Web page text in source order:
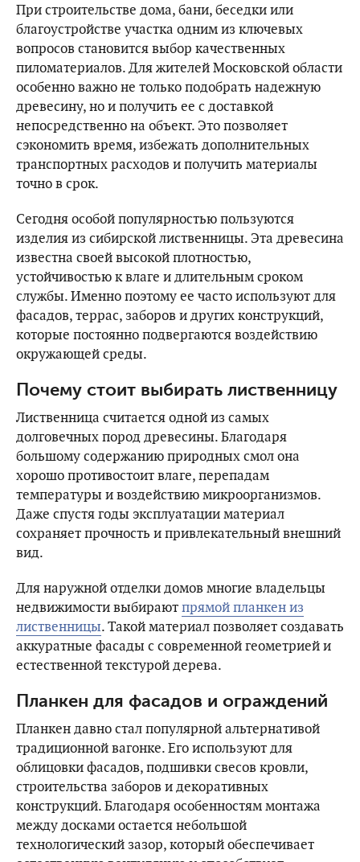
При строительстве дома, бани, беседки или
благоустройстве участка одним из ключевых
вопросов становится выбор качественных
пиломатериалов. Для жителей Московской области
особенно важно не только подобрать надежную
древесину, но и получить ее с доставкой
непосредственно на объект. Это позволяет
сэкономить время, избежать дополнительных
транспортных расходов и получить материалы
точно в срок.
Сегодня особой популярностью пользуются
изделия из сибирской лиственницы. Эта древесина
известна своей высокой плотностью,
устойчивостью к влаге и длительным сроком
службы. Именно поэтому ее часто используют для
фасадов, террас, заборов и других конструкций,
которые постоянно подвергаются воздействию
окружающей среды.
Почему стоит выбирать лиственницу
Лиственница считается одной из самых
долговечных пород древесины. Благодаря
большому содержанию природных смол она
хорошо противостоит влаге, перепадам
температуры и воздействию микроорганизмов.
Даже спустя годы эксплуатации материал
сохраняет прочность и привлекательный внешний
вид.
Для наружной отделки домов многие владельцы
недвижимости выбираютпрямой планкен из
лиственницы. Такой материал позволяет создавать
аккуратные фасады с современной геометрией и
естественной текстурой дерева.
Планкен для фасадов и ограждений
Планкен давно стал популярной альтернативой
традиционной вагонке. Его используют для
облицовки фасадов, подшивки свесов кровли,
строительства заборов и декоративных
конструкций. Благодаря особенностям монтажа
между досками остается небольшой
технологический зазор, который обеспечивает